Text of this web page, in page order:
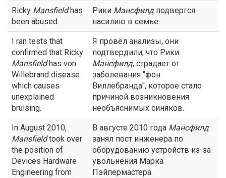
Ricky Mansfieldhas
been abused.
Рики Мансфилд подвергся
насилию в семье.
I ran tests that
confirmed that Ricky
Mansfieldhas von
Willebrand disease
which causes
unexplained
bruising.
Я провёл анализы, они
подтвердили, что Рики
Мансфилд, страдает от
заболевания "фон
Виллебранда", которое стало
причиной возникновения
необъяснимых синяков.
In August 2010,
Mansfieldtook over
the position of
Devices Hardware
Engineering from
В августе 2010 года Мансфилд
занял пост инженера по
оборудованию устройств из-за
увольнения Марка
Пэйпермастера.